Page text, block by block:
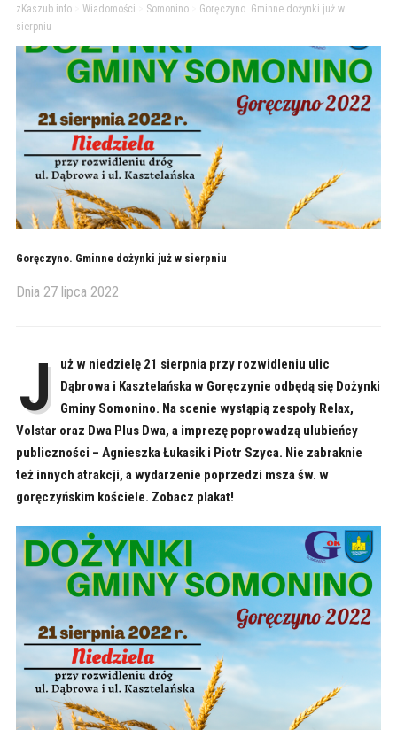
zKaszub.info> Wiadomości Somonino> Goręczyno. Gminne dożynki już w
sierpniu
Goręczyno. Gminne dożynki już w sierpniu
Dnia 27 lipca 2022
J
uż w niedzielę 21 sierpnia przy rozwidleniu ulic
Dąbrowa i Kasztelańska w Goręczynie odbędą się Dożynki
Gminy Somonino. Na scenie wystąpią zespoły Relax,
Volstar oraz Dwa Plus Dwa, a imprezę poprowadzą ulubieńcy
publiczności – Agnieszka Łukasik i Piotr Szyca. Nie zabraknie
też innych atrakcji, a wydarzenie poprzedzi msza św. w
goręczyńskim kościele. Zobacz plakat!